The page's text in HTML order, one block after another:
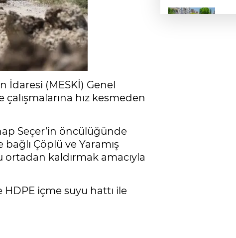
İdaresi (MESKİ) Genel
hız kesmeden
Seçer’in öncülüğünde
Çöplü ve Yaramış
kaldırmak amacıyla
içme suyu hattı ile